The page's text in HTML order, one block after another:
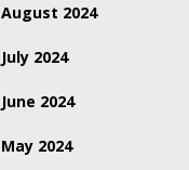
August 2024
July 2024
June 2024
May 2024